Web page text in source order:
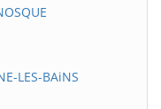
LES-BAiNS